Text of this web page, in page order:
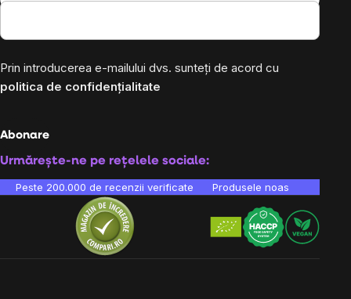
Prin introducerea e-mailului dvs. sunteți de acord cu
politica de confidențialitate
Abonare
Urmărește-ne pe rețelele sociale:
Peste 200.000 de recenzii verificate Produsele noastre sunt